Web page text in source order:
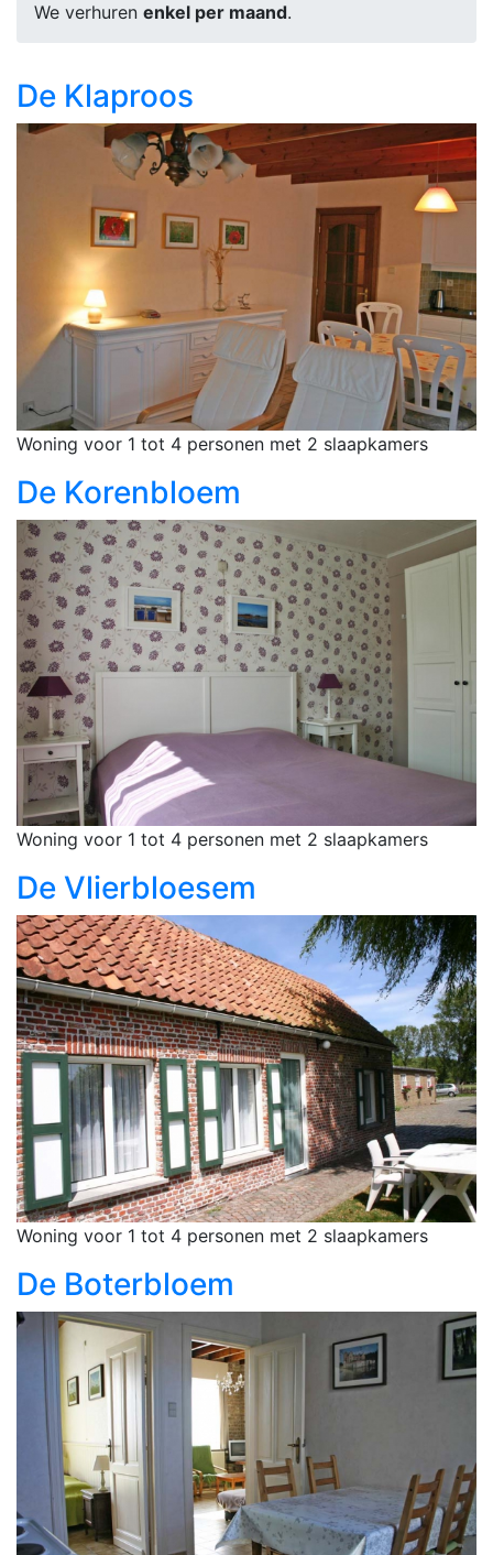
We verhuren enkel per maand.
De Klaproos
Woning voor 1 tot 4 personen met 2 slaapkamers
De Korenbloem
Woning voor 1 tot 4 personen met 2 slaapkamers
De Vlierbloesem
Woning voor 1 tot 4 personen met 2 slaapkamers
De Boterbloem